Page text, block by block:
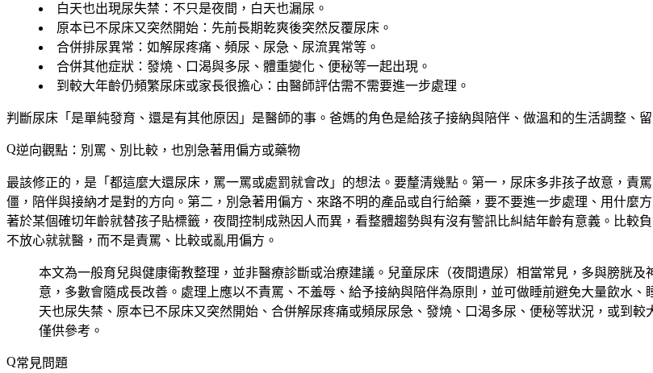
白天也出現尿失禁 ：不只是夜間，白天也漏尿。
原本已不尿床又突然開始 ：先前長期乾爽後突然反覆尿床。
合併排尿異常 ：如解尿疼痛、頻尿、尿急、尿流異常等。
合併其他症狀 ：發燒、口渴與多尿、體重變化、便秘等一起出現。
到較大年齡仍頻繁尿床或家長很擔心 ：由醫師評估需不需要進一步處理。
判斷尿床「是單純發育、還是有其他原因」是醫師的事。爸媽的角色是給孩子接納與陪伴、做溫和的生活調整、
逆向觀點：別罵、別比較，也別急著用偏方或藥物
最該修正的，是「都這麼大還尿床，罵一罵或處罰就會改」的想法。要釐清幾點。第一， 尿床多非孩子故意，責
僵，陪伴與接納才是對的方向。第二， 別急著用偏方、來路不明的產品或自行給藥 ，要不要進一步處理、用什麼
著於某個確切年齡就替孩子貼標籤 ，夜間控制成熟因人而異，看整體趨勢與有沒有警訊比糾結年齡有意義。比
不放心就就醫，而不是責罵、比較或亂用偏方。
本文為一般育兒與健康衛教整理，並非醫療診斷或治療建議。兒童尿床（夜間遺尿）相當常見，多與膀胱
意，多數會隨成長改善。處理上應以不責罵、不羞辱、給予接納與陪伴為原則，並可做睡前避免大量飲水
天也尿失禁、原本已不尿床又突然開始、合併解尿疼痛或頻尿尿急、發燒、口渴多尿、便秘等狀況，或到
僅供參考。
常見問題